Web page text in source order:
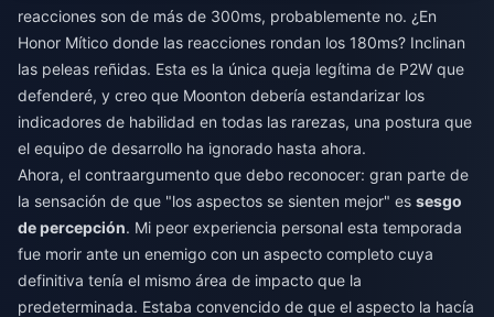
reacciones son de más de 300ms, probablemente no. ¿En
Honor Mítico donde las reacciones rondan los 180ms? Inclinan
las peleas reñidas. Esta es la única queja legítima de P2W que
defenderé, y creo que Moonton debería estandarizar los
indicadores de habilidad en todas las rarezas, una postura que
el equipo de desarrollo ha ignorado hasta ahora.
Ahora, el contraargumento que debo reconocer: gran parte de
la sensación de que "los aspectos se sienten mejor" es sesgo
de percepción. Mi peor experiencia personal esta temporada
fue morir ante un enemigo con un aspecto completo cuya
definitiva tenía el mismo área de impacto que la
predeterminada. Estaba convencido de que el aspecto la hacía